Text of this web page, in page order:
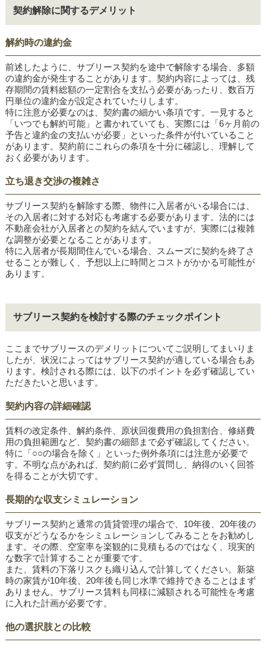
契約解除に関するデメリット
解約時の違約金
前述したように、サブリース契約を途中で解除する場合、多額
の違約金が発生することがあります。契約内容によっては、残
存期間の賃料総額の一定割合を支払う必要があったり、数百万
円単位の違約金が設定されていたりします。
特に注意が必要なのは、契約書の細かい条項です。一見すると
「いつでも解約可能」と書かれていても、実際には「6ヶ月前の
予告と違約金の支払いが必要」といった条件が付いていること
があります。契約前にこれらの条項を十分に確認し、理解して
おく必要があります。
立ち退き交渉の複雑さ
サブリース契約を解除する際、物件に入居者がいる場合には、
その入居者に対する対応も考慮する必要があります。法的には
不動産会社が入居者との契約を結んでいますが、実際には複雑
な調整が必要となることがあります。
特に入居者が長期間住んでいる場合、スムーズに契約を終了さ
せることが難しく、予想以上に時間とコストがかかる可能性が
あります。
サブリース契約を検討する際のチェックポイント
ここまでサブリースのデメリットについてご説明してまいりま
したが、状況によってはサブリース契約が適している場合もあ
ります。検討される際には、以下のポイントを必ず確認してい
ただきたいと思います。
契約内容の詳細確認
賃料の改定条件、解約条件、原状回復費用の負担割合、修繕費
用の負担範囲など、契約書の細部まで必ず確認してください。
特に「○○の場合を除く」といった例外条項には注意が必要で
す。不明な点があれば、契約前に必ず質問し、納得のいく回答
を得ることが大切です。
長期的な収支シミュレーション
サブリース契約と通常の賃貸管理の場合で、10年後、20年後の
収支がどうなるかをシミュレーションしてみることをお勧めし
ます。その際、空室率を楽観的に見積もるのではなく、現実的
な数字で計算することが重要です。
また、賃料の下落リスクも織り込んで計算してください。新築
時の家賃が10年後、20年後も同じ水準で維持できることはまず
ありません。サブリース賃料も同様に減額される可能性を考慮
に入れた計画が必要です。
他の選択肢との比較